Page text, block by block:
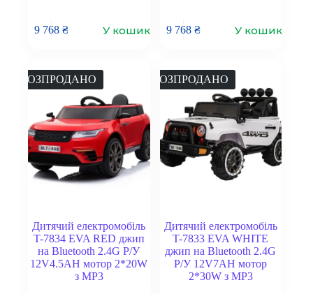
9 768₴ У кошик 9 768 ₴ У кошик
РОЗПРОДАНО
Дитячий електромобіль
T-7834 EVA RED джип
на Bluetooth 2.4G Р/У
12V4.5AH мотор 2*20W
з MP3
РОЗПРОДАНО
Дитячий електромобіль
T-7833 EVA WHITE
джип на Bluetooth 2.4G
Р/У 12V7AH мотор
2*30W з MP3